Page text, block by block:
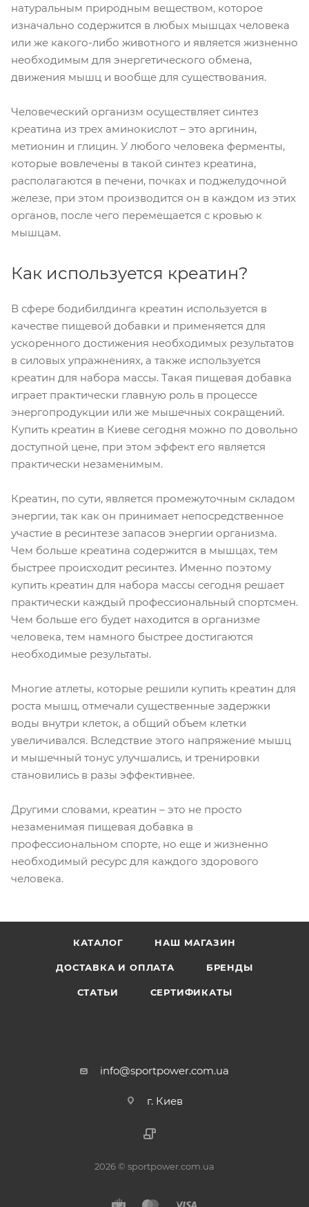
натуральным природным веществом, которое
изначально содержится в любых мышцах человека
или же какого-либо животного и является жизненно
необходимым для энергетического обмена,
движения мышц и вообще для существования.
Человеческий организм осуществляет синтез
креатина из трех аминокислот – это аргинин,
метионин и глицин. У любого человека ферменты,
которые вовлечены в такой синтез креатина,
располагаются в печени, почках и поджелудочной
железе, при этом производится он в каждом из этих
органов, после чего перемещается с кровью к
мышцам.
Как используется креатин?
В сфере бодибилдинга креатин используется в
качестве пищевой добавки и применяется для
ускоренного достижения необходимых результатов
в силовых упражнениях, а также используется
креатин для набора массы. Такая пищевая добавка
играет практически главную роль в процессе
энергопродукции или же мышечных сокращений.
Купить креатин в Киеве сегодня можно по довольно
доступной цене, при этом эффект его является
практически незаменимым.
Креатин, по сути, является промежуточным складом
энергии, так как он принимает непосредственное
участие в ресинтезе запасов энергии организма.
Чем больше креатина содержится в мышцах, тем
быстрее происходит ресинтез. Именно поэтому
купить креатин для набора массы сегодня решает
практически каждый профессиональный спортсмен.
Чем больше его будет находится в организме
человека, тем намного быстрее достигаются
необходимые результаты.
Многие атлеты, которые решили купить креатин для
роста мышц, отмечали существенные задержки
воды внутри клеток, а общий объем клетки
увеличивался. Вследствие этого напряжение мышц
и мышечный тонус улучшались, и тренировки
становились в разы эффективнее.
Другими словами, креатин – это не просто
незаменимая пищевая добавка в
профессиональном спорте, но еще и жизненно
необходимый ресурс для каждого здорового
человека.
КАТАЛОГ НАШ МАГАЗИН
ДОСТАВКА И ОПЛАТА БРЕНДЫ
СТАТЬИ СЕРТИФИКАТЫ
info@sportpower.com.ua
г. Киев
2026 © sportpower.com.ua